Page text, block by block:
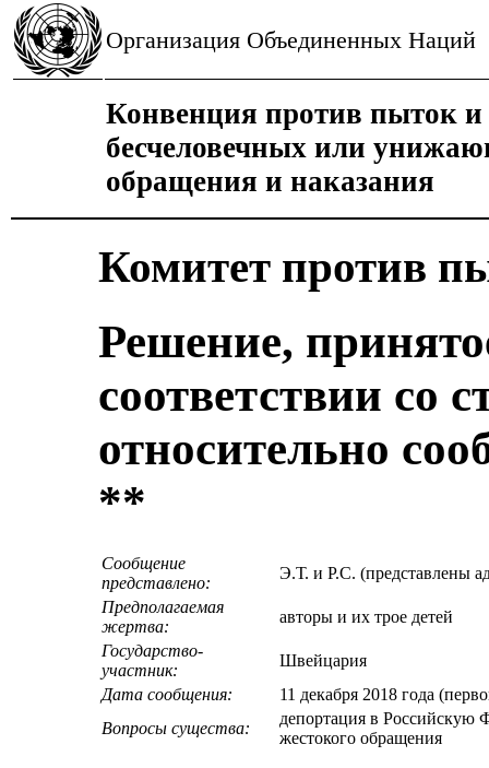
Организация Объединенных Наций
Конвенция против пыток и
бесчеловечных или
обращения и наказания
Комитет против
Решение,
соответствии со
относительно
**
Сообщение
представлено:
Э.Т. и Р.С. (представлены
Предполагаемая
жертва:
авторы и их трое детей
Государство-
участник:
Швейцария
Дата сообщения:
11 декабря 2018 года
Вопросы существа:
депортация в Российскую
жестокого обращения